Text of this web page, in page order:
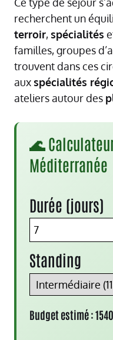
recherchent un
terroir, spécialités
familles, groupes
trouvent dans ces
aux spécialités
ateliers autour des
🌊
Méditerranée
Durée (jours)
Standing
Budget estimé :1540